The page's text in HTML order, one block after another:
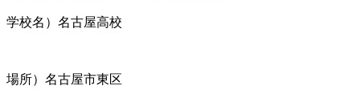
学校名）名古屋高校
場所）名古屋市東区